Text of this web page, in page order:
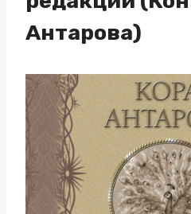
Антарова)